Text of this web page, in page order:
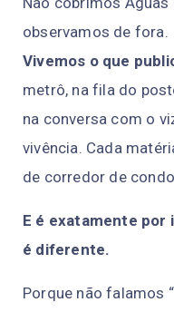
observamos de fora.
Vivemos o que
metrô, na fila do
na conversa com o
vivência. Cada
de corredor de
E é exatamente por
é diferente.
Porque não falamos